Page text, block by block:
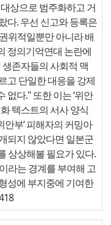
상으로 범주화하고 거
다. 우선 신고와 등록은
위적일뿐만 아니라 배
정의기억연대 논란에
생존자들의 사회적 맥
고 단일한 대응을 강제
없다." 또한 이는 ‘위안
텍스트의 서사 양식
안부‘ 피해자의 커밍아
되지 않았다면 일본군
상상해볼 필요가 있다.
라는 경계를 부여해 고
성에 부지중에 기여한